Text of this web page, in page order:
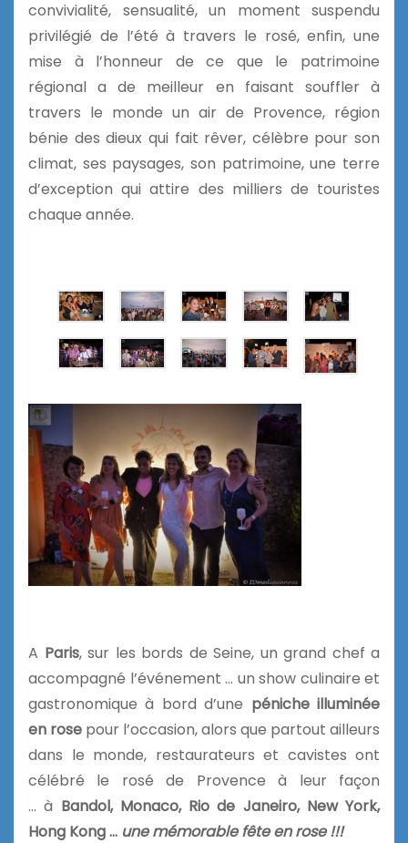
convivialité, sensualité, un moment suspendu
privilégié de l’été à travers le rosé, enfin, une
mise à l’honneur de ce que le patrimoine
régional a de meilleur en faisant souffler à
travers le monde un air de Provence, région
bénie des dieux qui fait rêver, célèbre pour son
climat, ses paysages, son patrimoine, une terre
d’exception qui attire des milliers de touristes
chaque année.
A Paris, sur les bords de Seine, un grand chef a
accompagné l’événement … un show culinaire et
gastronomique à bord d’une péniche illuminée
en rose pour l’occasion, alors que partout ailleurs
dans le monde, restaurateurs et cavistes ont
célébré le rosé de Provence à leur façon
… à Bandol, Monaco, Rio de Janeiro, New York,
Hong Kong … une mémorable fête en rose !!!